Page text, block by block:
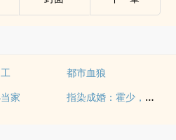
都市血狼
家 指染成婚：霍少，请放手